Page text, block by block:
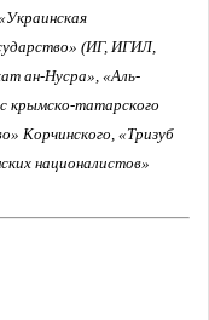
(ИГ, ИГИЛ,
ан-Нусра», «Аль-
татарского
Корчинского, «Тризуб
националистов»